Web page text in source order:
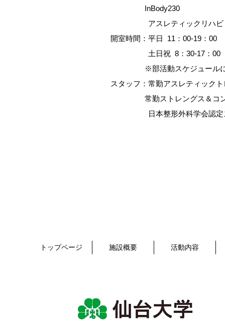
InBody230
アスレティックリハビリ
開室時間：平日 11：00-19：00
土日祝 8：30-17：00
※部活動スケジュールによ
スタッフ：常勤アスレティック
常勤ストレングス＆コンデ
日本整形外科学会認定スポ
トップページ 施設概要 活動内容